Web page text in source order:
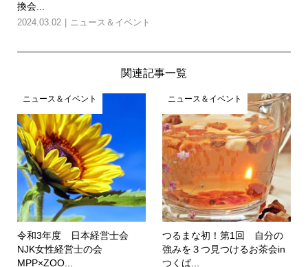
換会...
2024.03.02 ニュース＆イベント
関連記事一覧
ニュース＆イベント
令和3年度 日本経営士会
NJK女性経営士の会
MPP×ZOO...
ニュース＆イベント
つるまな初！第1回 自分の
強みを３つ見つけるお茶会in
つくば...